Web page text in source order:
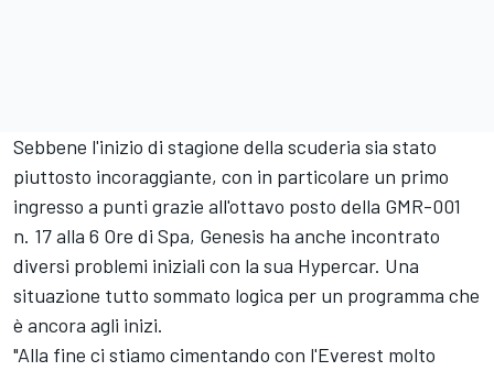
Sebbene l'inizio di stagione della scuderia sia stato
piuttosto incoraggiante, con in particolare un primo
ingresso a punti grazie all'ottavo posto della GMR-001
n. 17 alla 6 Ore di Spa, Genesis ha anche incontrato
diversi problemi iniziali con la sua Hypercar. Una
situazione tutto sommato logica per un programma che
è ancora agli inizi.
"Alla fine ci stiamo cimentando con l'Everest molto